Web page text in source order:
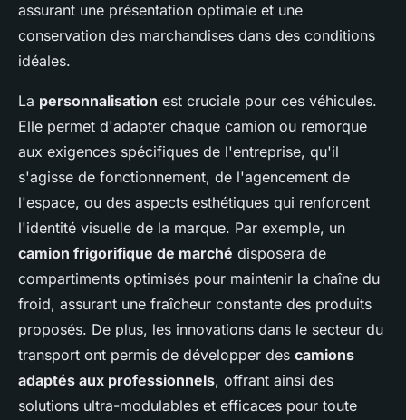
assurant une présentation optimale et une
conservation des marchandises dans des conditions
idéales.
La personnalisation est cruciale pour ces véhicules.
Elle permet d'adapter chaque camion ou remorque
aux exigences spécifiques de l'entreprise, qu'il
s'agisse de fonctionnement, de l'agencement de
l'espace, ou des aspects esthétiques qui renforcent
l'identité visuelle de la marque. Par exemple, un
camion frigorifique de marché disposera de
compartiments optimisés pour maintenir la chaîne du
froid, assurant une fraîcheur constante des produits
proposés. De plus, les innovations dans le secteur du
transport ont permis de développer des camions
adaptés aux professionnels, offrant ainsi des
solutions ultra-modulables et efficaces pour toute